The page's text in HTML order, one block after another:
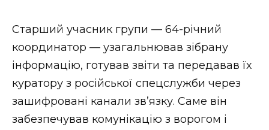
Старший учасник групи — 64-річний
координатор — узагальнював зібрану
інформацію, готував звіти та передавав їх
куратору з російської спецслужби через
зашифровані канали зв’язку. Саме він
забезпечував комунікацію з ворогом і